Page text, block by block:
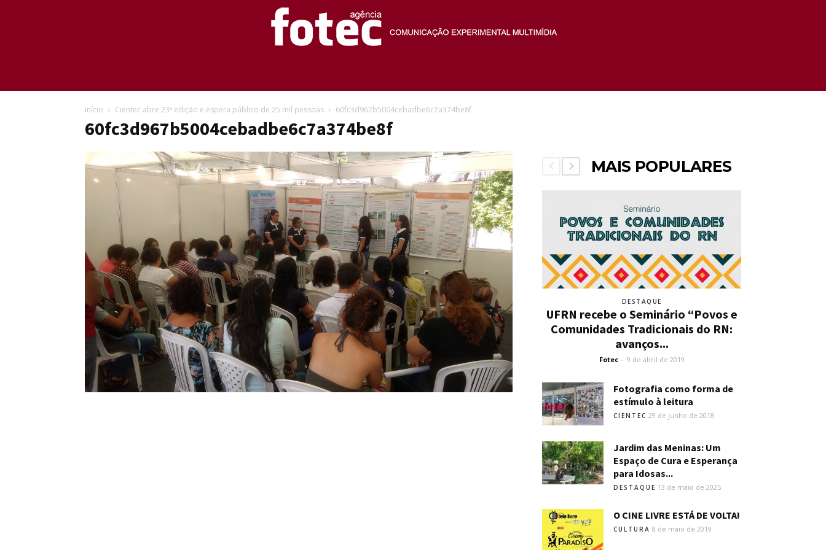
Fotec
Início Cientec abre 23ª edição e espera público de 25 mil pessoas 60fc3d967b5004cebadbe6c7a374be8f
60fc3d967b5004cebadbe6c7a374be8f
MAIS POPULARES
DESTAQUE
UFRN recebe o Seminário “Povos e
Comunidades Tradicionais do RN:
avanços...
Fotec - 9 de abril de 2019
Fotografia como forma de
estímulo à leitura
CIENTEC 29 de junho de 2018
Jardim das Meninas: Um
Espaço de Cura e Esperança
para Idosas...
DESTAQUE 13 de maio de 2025
O CINE LIVRE ESTÁ DE VOLTA!
CULTURA 8 de maio de 2019